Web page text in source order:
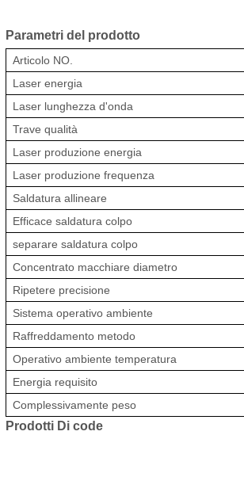
Parametri del prodotto
Articolo NO.
Laserenergia
Laser lunghezza d'onda
Travequalità
Laser produzioneenergia
Laser produzionefrequenza
Saldaturaallineare
Efficacesaldaturacolpo
separaresaldaturacolpo
Concentrato macchiarediametro
Ripetere precisione
Sistemaoperativoambiente
Raffreddamento metodo
Operativoambientetemperatura
Energia requisito
Complessivamente peso
Prodotti Dicode